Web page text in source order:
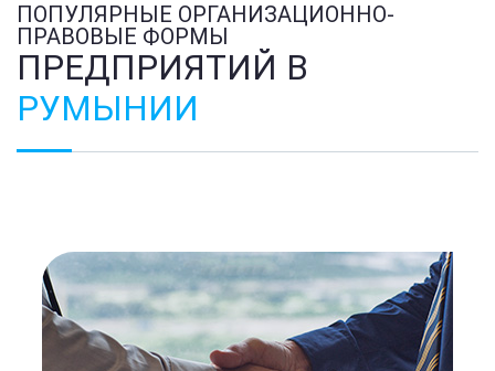
ПОПУЛЯРНЫЕ ОРГАНИЗАЦИОННО-
ПРАВОВЫЕ ФОРМЫ
ПРЕДПРИЯТИЙ В
РУМЫНИИ